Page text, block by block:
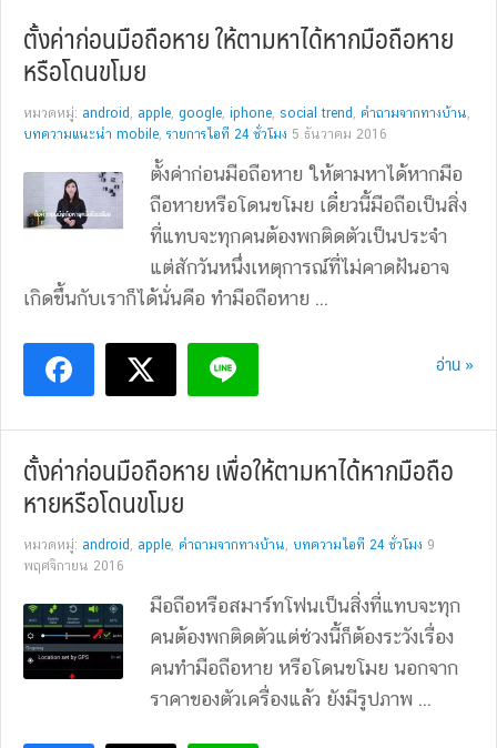
ตั้งค่าก่อนมือถือหาย ให้ตามหาได้หากมือถือหาย
หรือโดนขโมย
หมวดหมู่: android , apple, google, iphone, social trend , คำถามจากทางบ้าน,
บทความแนะนำ mobile, รายการไอที 24 ชั่วโมง 5 ธันวาคม 2016
ตั้งค่าก่อนมือถือหาย ให้ตามหาได้หากมือ
ถือหายหรือโดนขโมย เดี๋ยวนี้มือถือเป็นสิ่ง
ที่แทบจะทุกคนต้องพกติดตัวเป็นประจำ
แต่สักวันหนึ่งเหตุการณ์ที่ไม่คาดฝันอาจ
เกิดขึ้นกับเราก็ได้นั่นคือ ทำมือถือหาย ...
อ่าน »
ตั้งค่าก่อนมือถือหาย เพื่อให้ตามหาได้หากมือถือ
หายหรือโดนขโมย
หมวดหมู่: android , apple, คำถามจากทางบ้าน, บทความไอที 24 ชั่วโมง 9
พฤศจิกายน 2016
มือถือหรือสมาร์ทโฟนเป็นสิ่งที่แทบจะทุก
คนต้องพกติดตัวแต่ช่วงนี้ก็ต้องระวังเรื่อง
คนทำมือถือหาย หรือโดนขโมย นอกจาก
ราคาของตัวเครื่องแล้ว ยังมีรูปภาพ ...